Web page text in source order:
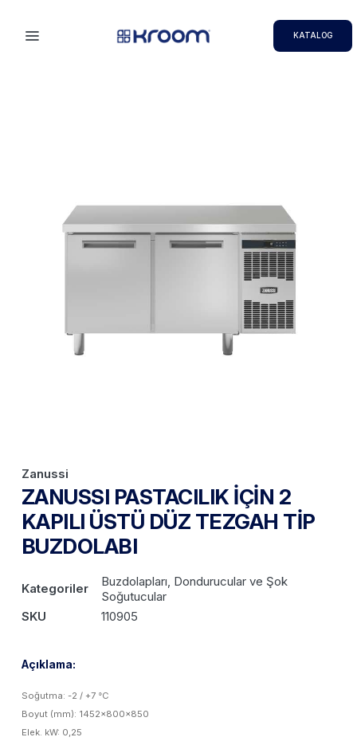
KATALOG
Zanussi
ZANUSSI PASTACILIK İÇİN 2
KAPILI ÜSTÜ DÜZ TEZGAH TİP
BUZDOLABI
Kategoriler
Buzdolapları, Dondurucular ve Şok
Soğutucular
SKU
110905
Açıklama:
Soğutma: -2 / +7 °C
Boyut (mm): 1452x800x850
Elek. kW: 0,25